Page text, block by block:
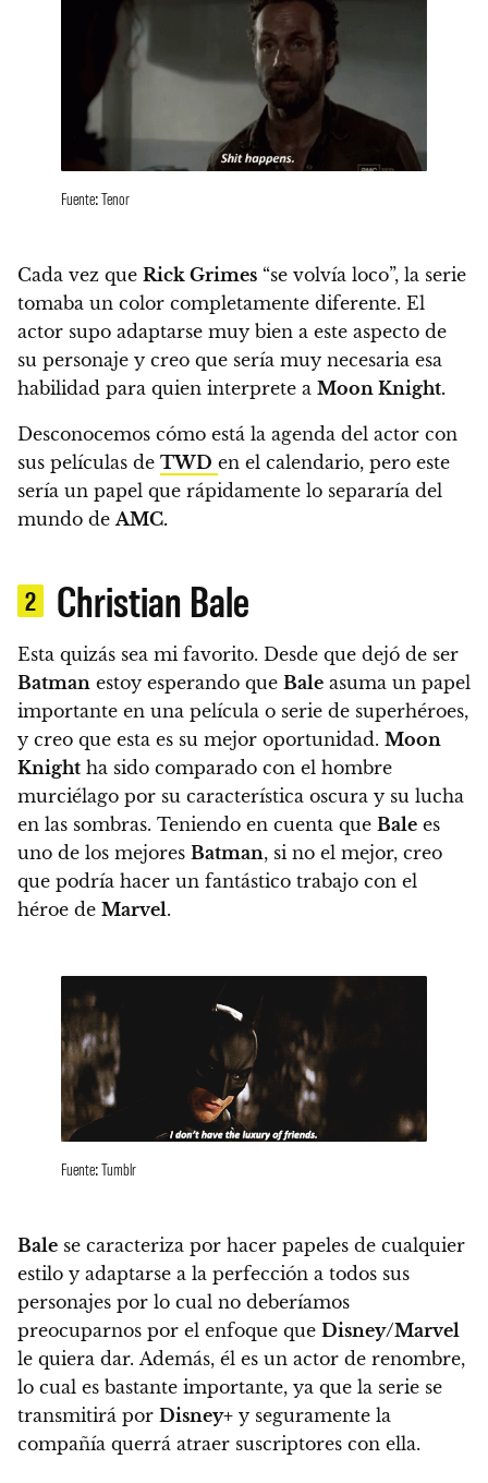
Fuente: Tenor
Cada vez que Rick Grimes “se volvía loco”, la serie
tomaba un color completamente diferente. El
actor supo adaptarse muy bien a este aspecto de
su personaje y creo que sería muy necesaria esa
habilidad para quien interprete a Moon Knight.
Desconocemos cómo está la agenda del actor con
sus películas de TWD en el calendario, pero este
sería un papel que rápidamente lo separaría del
mundo de AMC.
2 Christian Bale
Esta quizás sea mi favorito. Desde que dejó de ser
Batman estoy esperando que Bale asuma un papel
importante en una película o serie de superhéroes,
y creo que esta es su mejor oportunidad. Moon
Knight ha sido comparado con el hombre
murciélago por su característica oscura y su lucha
en las sombras. Teniendo en cuenta que Bale es
uno de los mejores Batman, si no el mejor, creo
que podría hacer un fantástico trabajo con el
héroe de Marvel.
Fuente: Tumblr
Bale se caracteriza por hacer papeles de cualquier
estilo y adaptarse a la perfección a todos sus
personajes por lo cual no deberíamos
preocuparnos por el enfoque que Disney/Marvel
le quiera dar. Además, él es un actor de renombre,
lo cual es bastante importante, ya que la serie se
transmitirá por Disney+ y seguramente la
compañía querrá atraer suscriptores con ella.